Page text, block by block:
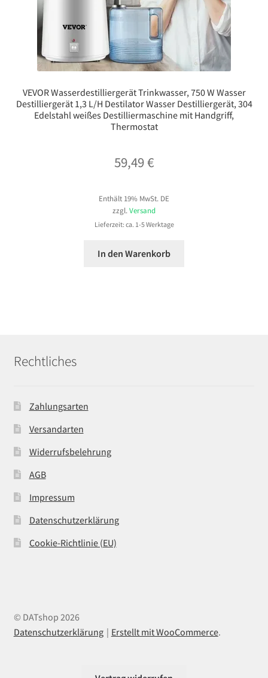
VEVOR Wasserdestilliergerät Trinkwasser, 750 W Wasser
Destilliergerät 1,3 L/H Destilator Wasser Destilliergerät, 304
Edelstahl weißes Destilliermaschine mit Handgriff,
Thermostat
59,49€
Enthält 19% MwSt. DE
zzgl. Versand
Lieferzeit: ca. 1-5 Werktage
In den Warenkorb
Rechtliches
Zahlungsarten
Versandarten
Widerrufsbelehrung
AGB
Impressum
Datenschutzerklärung
Cookie-Richtlinie (EU)
© DATshop 2026
Datenschutzerklärung
Erstellt mit WooCommerce.